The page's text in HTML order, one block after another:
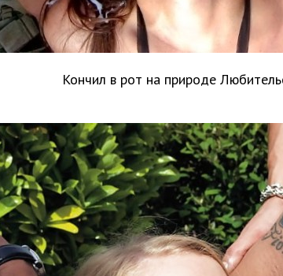
Кончил в рот на природе